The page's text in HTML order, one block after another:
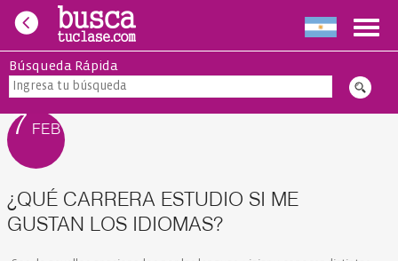
Búsqueda Rápida
TAG ARCHIVES: PAÍSES
7 FEB
¿QUÉ CARRERA ESTUDIO SI ME
GUSTAN LOS IDIOMAS?